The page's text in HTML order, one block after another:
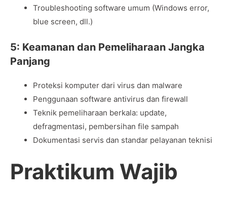
Troubleshooting software umum (Windows error,
blue screen, dll.)
5: Keamanan dan Pemeliharaan Jangka
Panjang
Proteksi komputer dari virus dan malware
Penggunaan software antivirus dan firewall
Teknik pemeliharaan berkala: update,
defragmentasi, pembersihan file sampah
Dokumentasi servis dan standar pelayanan teknisi
Praktikum Wajib